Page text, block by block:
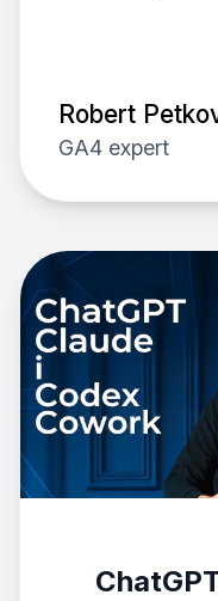
Robert
GA4 expert